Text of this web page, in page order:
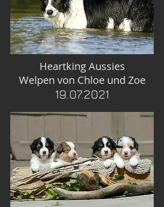
Heartking Aussies
Welpen von Chloe und Zoe
19.07.2021